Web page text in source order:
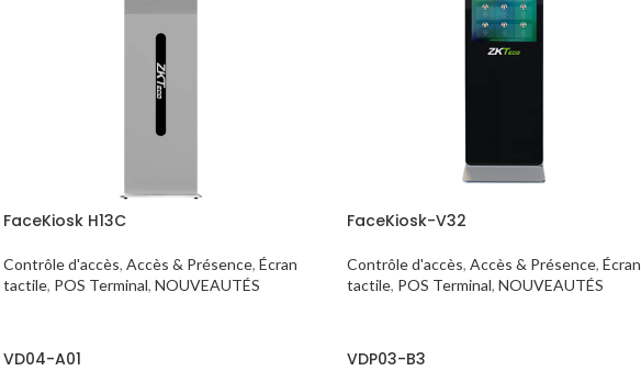
FaceKiosk H13C
Contrôle d'accès, Accès & Présence, Écran
tactile, POS Terminal, NOUVEAUTÉS
FaceKiosk-V32
Contrôle d'accès, Accès & Présence, Écran
tactile, POS Terminal, NOUVEAUTÉS
VD04-A01 VDP03-B3